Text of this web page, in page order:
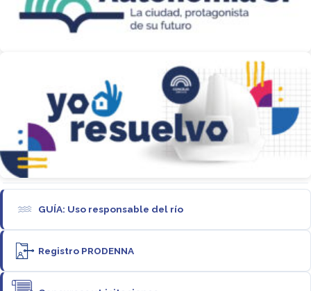
GUÍA: Uso responsable del río
Registro PRODENNA